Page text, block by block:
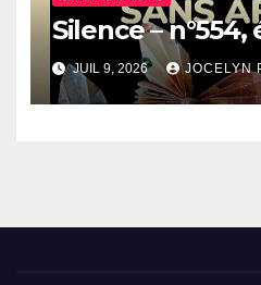
Silence – n°554,
JUIL 9, 2026 JOCELYN